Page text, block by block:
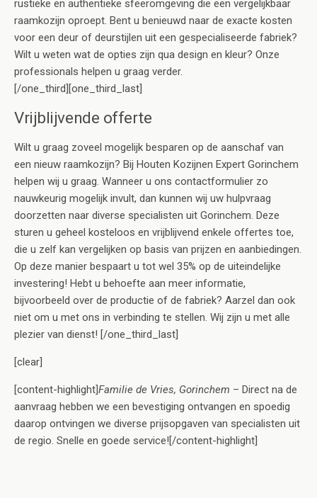
rustieke en authentieke sfeeromgeving die een vergelijkbaar
raamkozijn oproept. Bent u benieuwd naar de exacte kosten
voor een deur of deurstijlen uit een gespecialiseerde fabriek?
Wilt u weten wat de opties zijn qua design en kleur? Onze
professionals helpen u graag verder.
[/one_third][one_third_last]
Vrijblijvende offerte
Wilt u graag zoveel mogelijk besparen op de aanschaf van
een nieuw raamkozijn? Bij Houten Kozijnen Expert Gorinchem
helpen wij u graag. Wanneer u ons contactformulier zo
nauwkeurig mogelijk invult, dan kunnen wij uw hulpvraag
doorzetten naar diverse specialisten uit Gorinchem. Deze
sturen u geheel kosteloos en vrijblijvend enkele offertes toe,
die u zelf kan vergelijken op basis van prijzen en aanbiedingen.
Op deze manier bespaart u tot wel 35% op de uiteindelijke
investering! Hebt u behoefte aan meer informatie,
bijvoorbeeld over de productie of de fabriek? Aarzel dan ook
niet om u met ons in verbinding te stellen. Wij zijn u met alle
plezier van dienst! [/one_third_last]
[clear]
[content-highlight]Familie de Vries, Gorinchem – Direct na de
aanvraag hebben we een bevestiging ontvangen en spoedig
daarop ontvingen we diverse prijsopgaven van specialisten uit
de regio. Snelle en goede service![/content-highlight]